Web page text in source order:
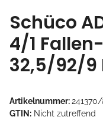
Schüco
4/1
32,5/92/9
Artikelnummer:
GTIN: Nicht zutreffend